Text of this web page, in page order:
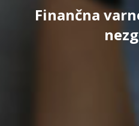
Finančna